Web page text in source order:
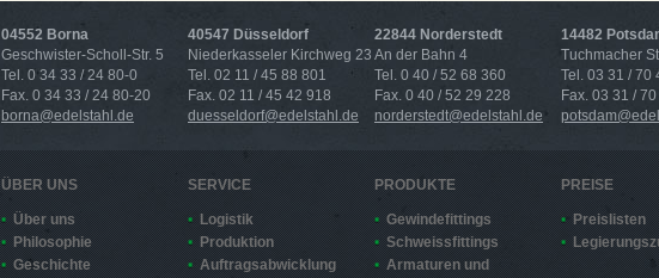
04552 Borna
Geschwister-Scholl-Str. 5
Tel. 0 34 33 / 24 80-0
Fax. 0 34 33 / 24 80-20
borna@edelstahl.de
40547 Düsseldorf
Niederkasseler Kirchweg 23
Tel. 02 11 / 45 88 801
Fax. 02 11 / 45 42 918
duesseldorf@edelstahl.de
22844 Norderstedt
An der Bahn 4
Tel. 0 40 / 52 68 360
Fax. 0 40 / 52 29 228
norderstedt@edelstahl.de
14482
Tuchmacher
Tel. 03 31 / 70
Fax. 03 31 /
ÜBER UNS
Über uns
Philosophie
Geschichte
SERVICE
Logistik
Produktion
Auftragsabwicklung
PRODUKTE
Gewindefittings
Schweissfittings
Armaturen und
PREISE
Preislisten